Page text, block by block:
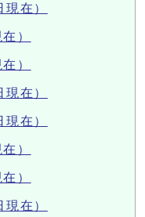
在）
）
）
在）
在）
）
）
在）